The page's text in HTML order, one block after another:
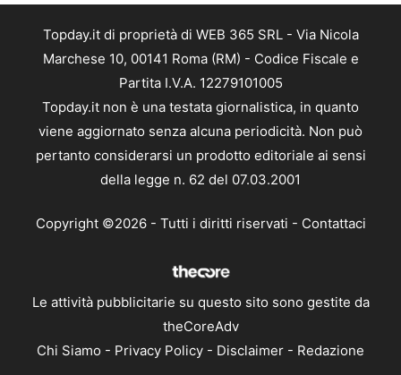
Topday.it di proprietà di WEB 365 SRL - Via Nicola
Marchese 10, 00141 Roma (RM) - Codice Fiscale e
Partita I.V.A. 12279101005
Topday.it non è una testata giornalistica, in quanto
viene aggiornato senza alcuna periodicità. Non può
pertanto considerarsi un prodotto editoriale ai sensi
della legge n. 62 del 07.03.2001
Copyright ©2026 - Tutti i diritti riservati - Contattaci
Le attività pubblicitarie su questo sito sono gestite da
theCoreAdv
Chi Siamo - Privacy Policy - Disclaimer - Redazione